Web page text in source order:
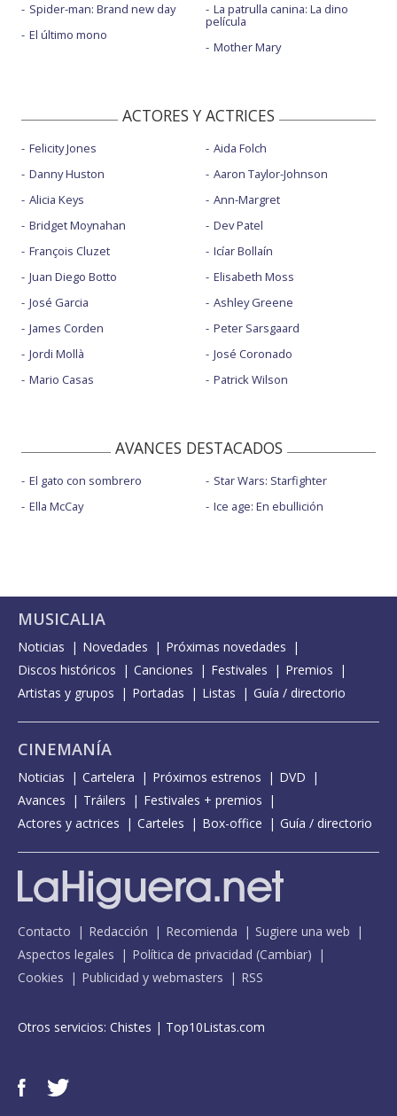
Spider-man: Brand new day
El último mono
La patrulla canina: La dino
película
Mother Mary
ACTORES Y ACTRICES
Felicity Jones
Danny Huston
Alicia Keys
Bridget Moynahan
François Cluzet
Juan Diego Botto
José Garcia
James Corden
Jordi Mollà
Mario Casas
Aida Folch
Aaron Taylor-Johnson
Ann-Margret
Dev Patel
Icíar Bollaín
Elisabeth Moss
Ashley Greene
Peter Sarsgaard
José Coronado
Patrick Wilson
AVANCES DESTACADOS
El gato con sombrero
Ella McCay
Star Wars: Starfighter
Ice age: En ebullición
MUSICALIA
Noticias Novedades
Próximas novedades
Discos históricos
Canciones Festivales
Premios
Artistas y grupos
Portadas Listas Guía / directorio
CINEMANÍA
Noticias Cartelera Próximos estrenos
DVD
Avances
Tráilers
Festivales + premios
Actores y actrices
Carteles Box-office Guía / directorio
Contacto Redacción Recomienda
Sugiere una web
Aspectos legales
Política de privacidad (Cambiar)
Cookies
Publicidad y webmasters RSS
Otros servicios: Chistes | Top10Listas.com